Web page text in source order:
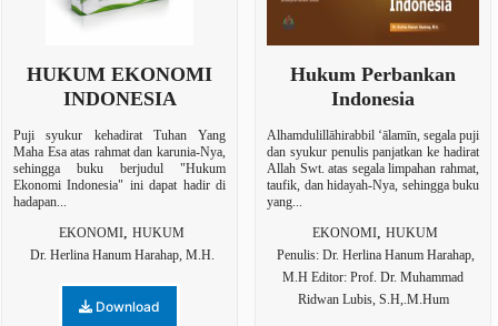
HUKUM EKONOMI
INDONESIA
Puji syukur kehadirat Tuhan Yang
Maha Esa atas rahmat dan karunia-Nya,
sehingga buku berjudul "Hukum
Ekonomi Indonesia" ini dapat hadir di
hadapan...
EKONOMI, HUKUM
Dr. Herlina Hanum Harahap, M.H.
Download
Hukum Perbankan
Indonesia
Alhamdulillāhirabbil ‘ālamīn, segala puji
dan syukur penulis panjatkan ke hadirat
Allah Swt. atas segala limpahan rahmat,
taufik, dan hidayah-Nya, sehingga buku
yang...
EKONOMI, HUKUM
Penulis: Dr. Herlina Hanum Harahap,
M.H Editor: Prof. Dr. Muhammad
Ridwan Lubis, S.H,.M.Hum